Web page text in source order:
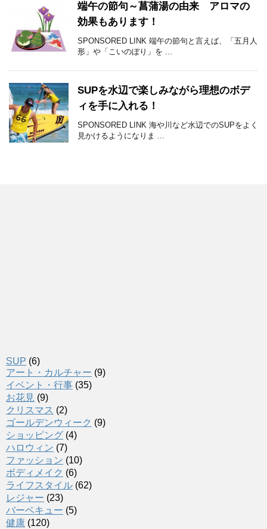
端午の節句～菖蒲湯の由来 アロマの
効果もあります！
SPONSORED LINK 端午の節句と言えば、「五月人
形」や「こいのぼり」を ...
SUPを水辺で楽しみながら理想のボデ
ィを手に入れる！
SPONSORED LINK 海や川など水辺でのSUPをよく
見かけるようになりま ...
SUP (6)
アート・カルチャー (9)
イベント・行事 (35)
お花見 (9)
クリスマス (2)
ゴールデンウィーク (9)
ショッピング (4)
ハロウィン (7)
ファッション (10)
ボディメイク (6)
ライフスタイル (62)
レジャー (23)
バーベキュー (5)
健康 (120)